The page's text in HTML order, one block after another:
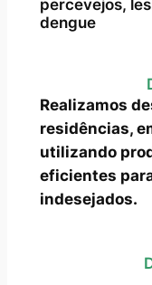
percevejos,
dengue
Realizamos
residências,
utilizando
eficientes
indesejados.